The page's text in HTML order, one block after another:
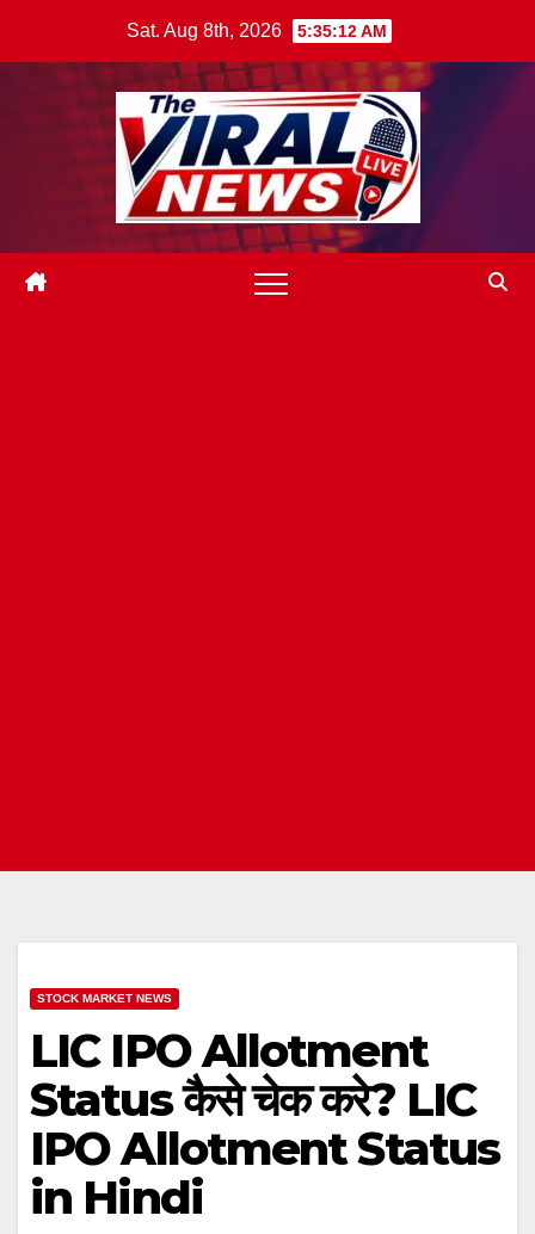
Sat. Aug 8th, 2026 5:35:14 AM
STOCK MARKET NEWS
LIC IPO Allotment
Status कैसे चेक करे? LIC
IPO Allotment Status
in Hindi